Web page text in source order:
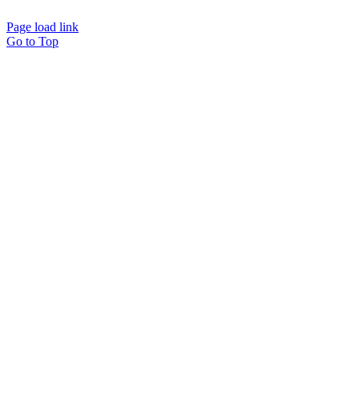
Page load link
Go to Top